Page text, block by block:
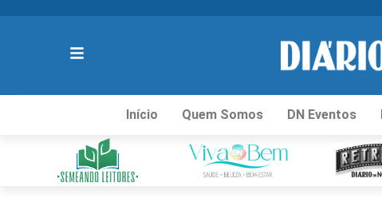
Início Quem Somos DN Eventos